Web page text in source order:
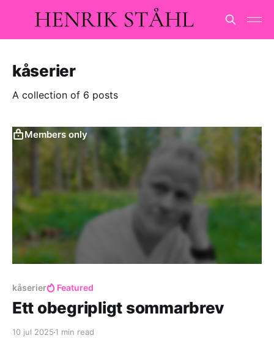
kåserier
A collection of 6 posts
Members only
kåserier Featured
Ett obegripligt sommarbrev
10 jul 2025 1 min read